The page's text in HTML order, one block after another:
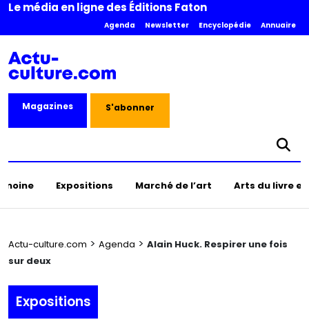
Le média en ligne des Éditions Faton
Agenda Newsletter Encyclopédie Annuaire
Magazines S'abonner
Expositions Marché de l’art Arts du livre
Actu-culture.com > Agenda > Alain Huck. Respirer une fois
sur deux
Expositions